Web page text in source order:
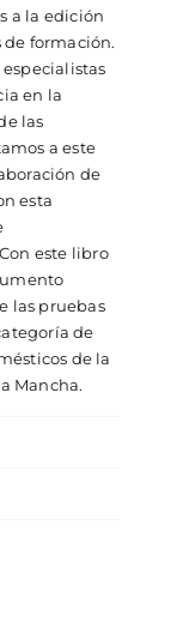
a la edición
de formación.
en la
las
a este
de
esta
este libro
las pruebas
de
de la
Mancha.